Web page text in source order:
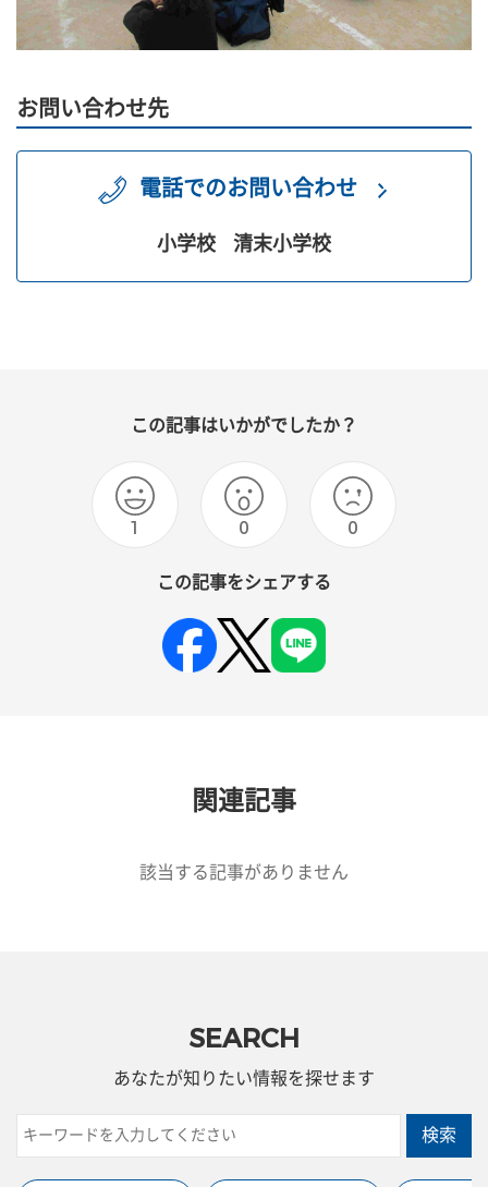
お問い合わせ先
電話でのお問い合わせ
小学校 清末小学校
この記事はいかがでしたか？
1 0 0
この記事をシェアする
関連記事
該当する記事がありません
SEARCH
あなたが知りたい情報を探せます
検索